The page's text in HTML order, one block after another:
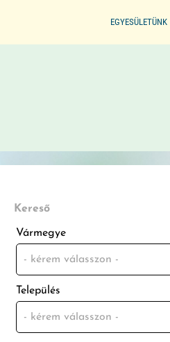
EGYESÜLETÜNK
Kereső
Vármegye
- kérem válasszon -
Település
- kérem válasszon -